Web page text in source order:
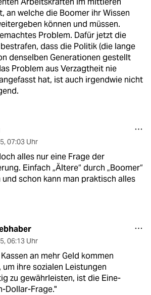
an welche die Boomer ihr Wissen
können und müssen.
Problem. Dafür jetzt die
dass die Politik (die lange
denselben Generationen gestellt
Problem aus Verzagtheit nie
hat, ist auch irgendwie nicht
, 07:03 Uhr
alles nur eine Frage der
Einfach „Ältere“ durch „Boomer“
und schon kann man praktisch alles
, 06:13 Uhr
an mehr Geld kommen
um ihre sozialen Leistungen
zu gewährleisten, ist die Eine-
Dollar-Frage."